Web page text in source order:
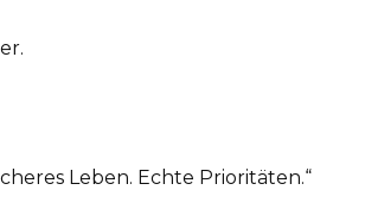
Leben. Echte Prioritäten.“